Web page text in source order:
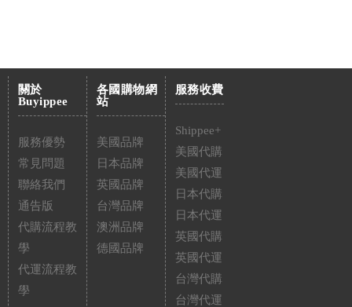
關於
Buyippee
服務優勢
常見問題
聯絡我們
通告版
代購流程教
學
代運流程教
學
各國購物網
站
美國品牌
日本品牌
英國品牌
台灣品牌
澳洲品牌
德國品牌
服務收費
Shippee+
美國代購
美國代運
日本代購
日本代運
英國代購
英國代運
台灣代購
台灣代運